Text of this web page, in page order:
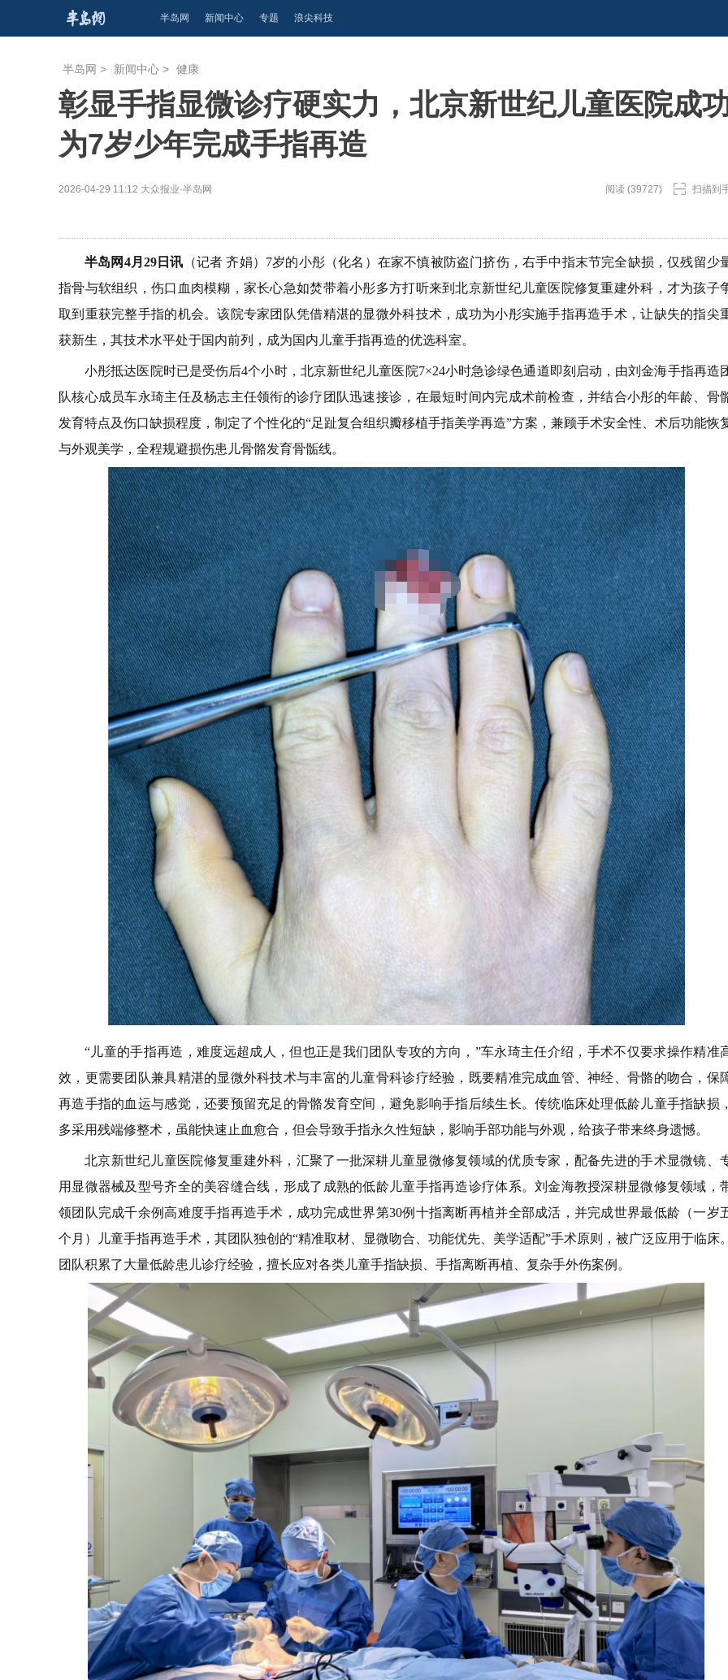
半岛网 新闻中心 专题 浪尖科技
半岛网 > 新闻中心 > 健康
彰显手指显微诊疗硬实力，北京新世纪儿童医院成
为7岁少年完成手指再造
2026-04-29 11:12 大众报业·半岛网 阅读 (39727) 扫描到
半岛网4月29日讯 （记者 齐娟）7岁的小彤（化名）在家不慎被防盗门挤伤，右手中指末节完全缺损，仅残留少
指骨与软组织，伤口血肉模糊，家长心急如焚带着小彤多方打听来到北京新世纪儿童医院修复重建外科，才为孩子
取到重获完整手指的机会。该院专家团队凭借精湛的显微外科技术，成功为小彤实施手指再造手术，让缺失的指尖
获新生，其技术水平处于国内前列，成为国内儿童手指再造的优选科室。
小彤抵达医院时已是受伤后4个小时，北京新世纪儿童医院7×24小时急诊绿色通道即刻启动，由刘金海手指再造
队核心成员车永琦主任及杨志主任领衔的诊疗团队迅速接诊，在最短时间内完成术前检查，并结合小彤的年龄、骨
发育特点及伤口缺损程度，制定了个性化的“足趾复合组织瓣移植手指美学再造”方案，兼顾手术安全性、术后功能恢
与外观美学，全程规避损伤患儿骨骼发育骨骺线。
“儿童的手指再造，难度远超成人，但也正是我们团队专攻的方向，”车永琦主任介绍，手术不仅要求操作精准
效，更需要团队兼具精湛的显微外科技术与丰富的儿童骨科诊疗经验，既要精准完成血管、神经、骨骼的吻合，保
再造手指的血运与感觉，还要预留充足的骨骼发育空间，避免影响手指后续生长。传统临床处理低龄儿童手指缺损，
多采用残端修整术，虽能快速止血愈合，但会导致手指永久性短缺，影响手部功能与外观，给孩子带来终身遗憾。
北京新世纪儿童医院修复重建外科，汇聚了一批深耕儿童显微修复领域的优质专家，配备先进的手术显微镜、
用显微器械及型号齐全的美容缝合线，形成了成熟的低龄儿童手指再造诊疗体系。刘金海教授深耕显微修复领域，
领团队完成千余例高难度手指再造手术，成功完成世界第30例十指离断再植并全部成活，并完成世界最低龄（一岁
个月）儿童手指再造手术，其团队独创的“精准取材、显微吻合、功能优先、美学适配”手术原则，被广泛应用于临床。
团队积累了大量低龄患儿诊疗经验，擅长应对各类儿童手指缺损、手指离断再植、复杂手外伤案例。